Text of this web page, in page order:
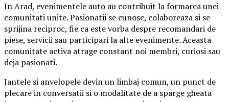
In Arad, evenimentele auto au contribuit la formarea unei
comunitati unite. Pasionatii se cunosc, colaboreaza si se
sprijina reciproc, fie ca este vorba despre recomandari de
piese, servicii sau participari la alte evenimente. Aceasta
comunitate activa atrage constant noi membri, curiosi sau
deja pasionati.
Jantele si anvelopele devin un limbaj comun, un punct de
plecare in conversatii si o modalitate de a sparge gheata